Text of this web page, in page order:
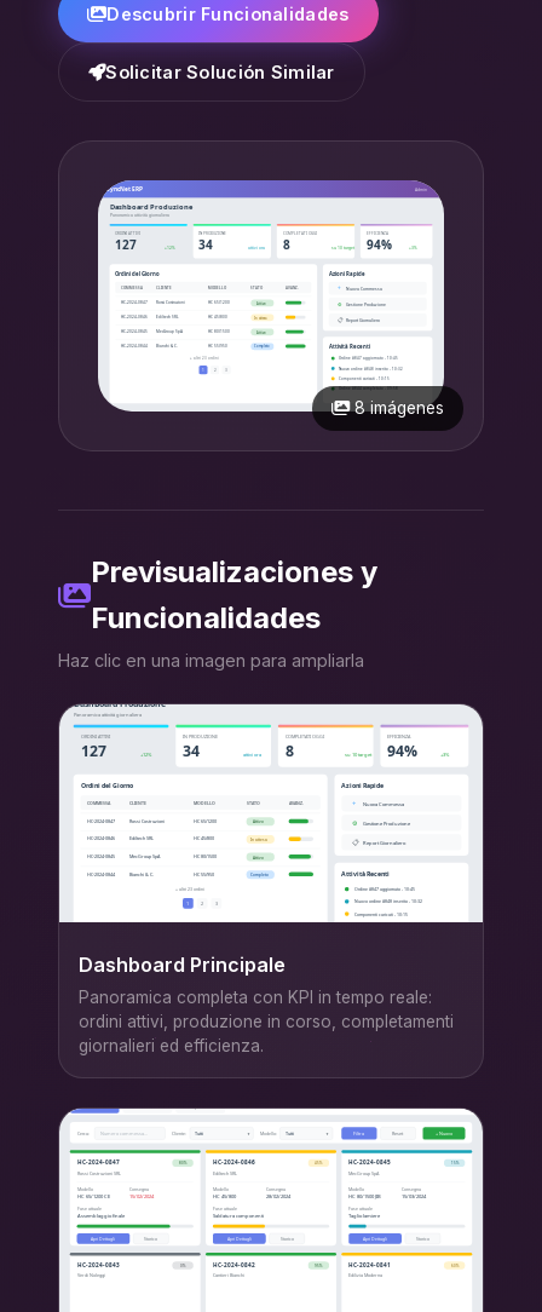
Descubrir Funcionalidades
Solicitar Solución Similar
8 imágenes
Previsualizaciones y
Funcionalidades
Haz clic en una imagen para ampliarla
Dashboard Principale
Panoramica completa con KPI in tempo reale:
ordini attivi, produzione in corso, completamenti
giornalieri ed efficienza.